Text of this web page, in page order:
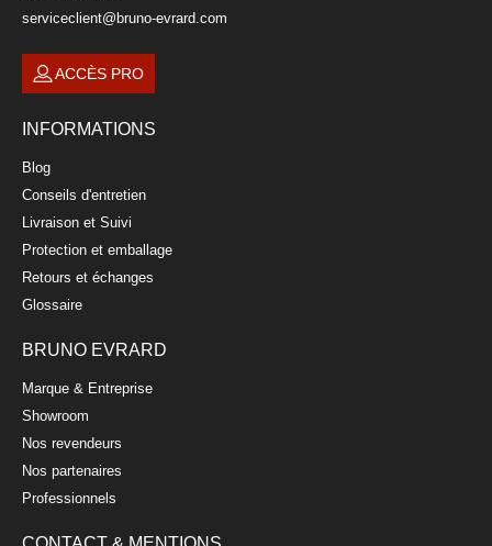
serviceclient@bruno-evrard.com
ACCÈS PRO
INFORMATIONS
Blog
Conseils d'entretien
Livraison et Suivi
Protection et emballage
Retours et échanges
Glossaire
BRUNO EVRARD
Marque & Entreprise
Showroom
Nos revendeurs
Nos partenaires
Professionnels